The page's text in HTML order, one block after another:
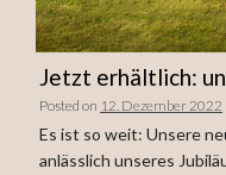
Jetzt erhältlich:
Posted on 12. Dezember 2022
Es ist so weit: Unsere
anlässlich unseres